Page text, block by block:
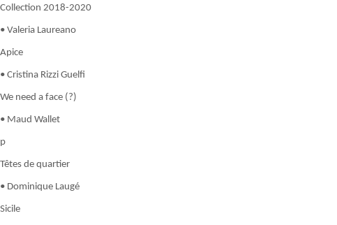
Collection 2018-2020
• Valeria Laureano
Apice
• Cristina Rizzi Guelfi
We need a face (?)
• Maud Wallet
p
Têtes de quartier
• Dominique Laugé
Sicile